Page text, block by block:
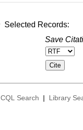
Selected Records:
Save
CQL Search | Library